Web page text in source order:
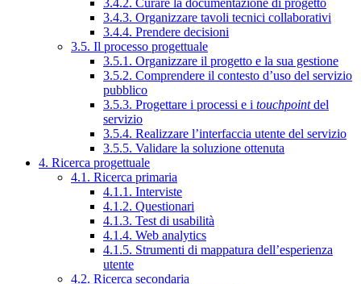
3.4.2. Curare la documentazione di progetto
3.4.3. Organizzare tavoli tecnici collaborativi
3.4.4. Prendere decisioni
3.5. Il processo progettuale
3.5.1. Organizzare il progetto e la sua gestione
3.5.2. Comprendere il contesto d’uso del servizio
pubblico
3.5.3. Progettare i processi e i touchpointdel
servizio
3.5.4. Realizzare l’interfaccia utente del servizio
3.5.5. Validare la soluzione ottenuta
4. Ricerca progettuale
4.1. Ricerca primaria
4.1.1. Interviste
4.1.2. Questionari
4.1.3. Test di usabilità
4.1.4. Web analytics
4.1.5. Strumenti di mappatura dell’esperienza
utente
4.2. Ricerca secondaria